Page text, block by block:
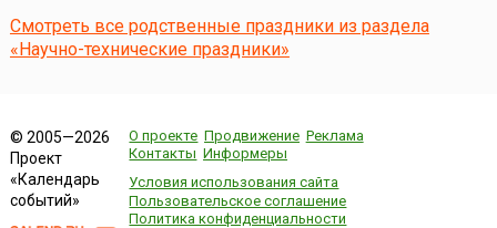
современности — Михаилу Тимофеевичу К...
Смотреть все родственные праздники из раздела
«Научно-технические праздники»
© 2005—2026
Проект
«Календарь
событий»
О проекте Продвижение Реклама
Контакты Информеры
Условия использования сайта
Пользовательское соглашение
Политика конфиденциальности